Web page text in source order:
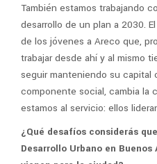
También estamos trabajando
desarrollo de un plan a 2030.
de los jóvenes a Areco que,
trabajar desde ahí y al mismo
seguir manteniendo su capital
componente social, cambia la
estamos al servicio: ellos
¿Qué desafíos considerás
Desarrollo Urbano en